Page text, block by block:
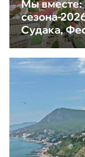
Мы вместе:
сезона-
Судака,